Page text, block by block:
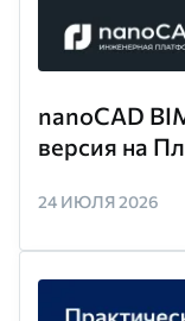
nanoCAD
версия на
24 ИЮЛЯ 2026